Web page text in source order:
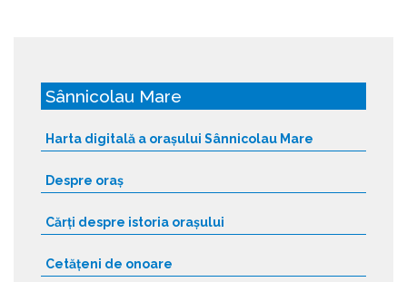
Sânnicolau Mare
Harta digitală a orașului Sânnicolau Mare
Despre oraș
Cărți despre istoria orașului
Cetățeni de onoare